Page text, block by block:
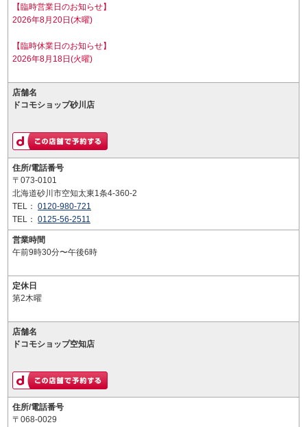
【臨時営業日のお知らせ】
2026年8月20日(木曜)
【臨時休業日のお知らせ】
2026年8月18日(火曜)
店舗名
ドコモショップ砂川店
住所/電話番号
〒073-0101
北海道砂川市空知太東1条4-360-2
TEL： 0120-980-721
TEL： 0125-56-2511
営業時間
午前9時30分〜午後6時
定休日
第2木曜
店舗名
ドコモショップ空知店
住所/電話番号
〒068-0029